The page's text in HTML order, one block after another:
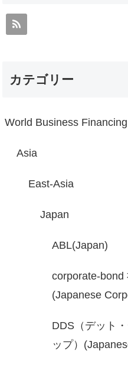
カテゴリー
World Business
Asia
East-Asia
Japan
ABL(Japan)
corporate-bond
(Japanese
DDS（デット
ップ）